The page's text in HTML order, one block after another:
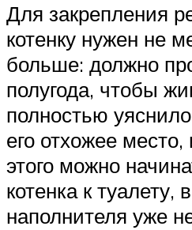
Для закрепления
котенку нужен не
больше: должно
полугода, чтобы
полностью
его отхожее
этого можно
котенка к туалету,
наполнителя уже